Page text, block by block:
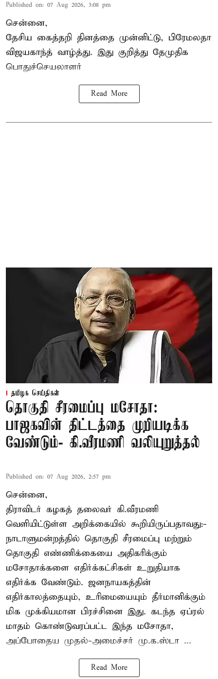
Published on: 07 Aug 2026, 3:08 pm
சென்னை,
தேசிய கைத்தறி தினத்தை முன்னிட்டு, பிரேமலதா
விஜயகாந்த் வாழ்த்து. இது குறித்து தேமுதிக
பொதுச்செயலாளர்
Read More
தமிழக செய்திகள்
தொகுதி சீரமைப்பு மசோதா:
பாஜகவின் திட்டத்தை முறியடிக்க
வேண்டும்- கி.வீரமணி வலியுறுத்தல்
Published on: 07 Aug 2026, 2:57 pm
சென்னை,
திராவிடர் கழகத் தலைவர் கி.வீரமணி
வெளியிட்டுள்ள அறிக்கையில் கூறியிருப்பதாவது:-
நாடாளுமன்றத்தில் தொகுதி சீரமைப்பு மற்றும்
தொகுதி எண்ணிக்கையை அதிகரிக்கும்
மசோதாக்களை எதிர்க்கட்சிகள் உறுதியாக
எதிர்க்க வேண்டும். ஜனநாயகத்தின்
எதிர்காலத்தையும், உரிமையையும் தீர்மானிக்கும்
மிக முக்கியமான பிரச்சினை இது. கடந்த ஏப்ரல்
மாதம் கொண்டுவரப்பட்ட இந்த மசோதா,
அப்போதைய முதல்-அமைச்சர் மு.க.ஸ்டா ...
Read More